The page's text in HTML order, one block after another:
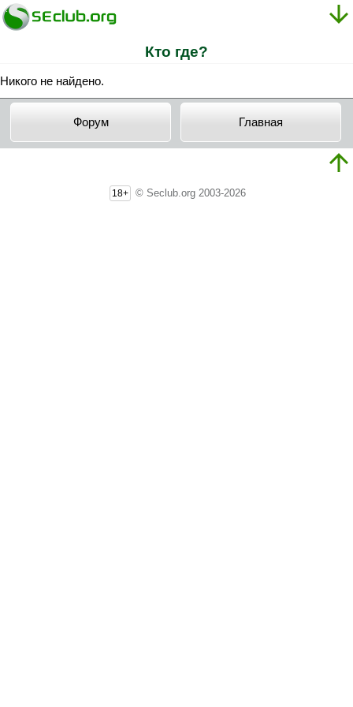
Кто где?
Никого не найдено.
Форум Главная
18+ © Seclub.org 2003-2026